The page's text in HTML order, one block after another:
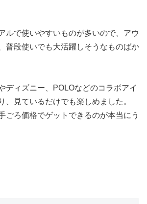
ルで使いやすいものが多いので、アウ
普段使いでも大活躍しそうなものばか
ディズニー、POLOなどのコラボアイ
、見ているだけでも楽しめました。
ごろ価格でゲットできるのが本当にう